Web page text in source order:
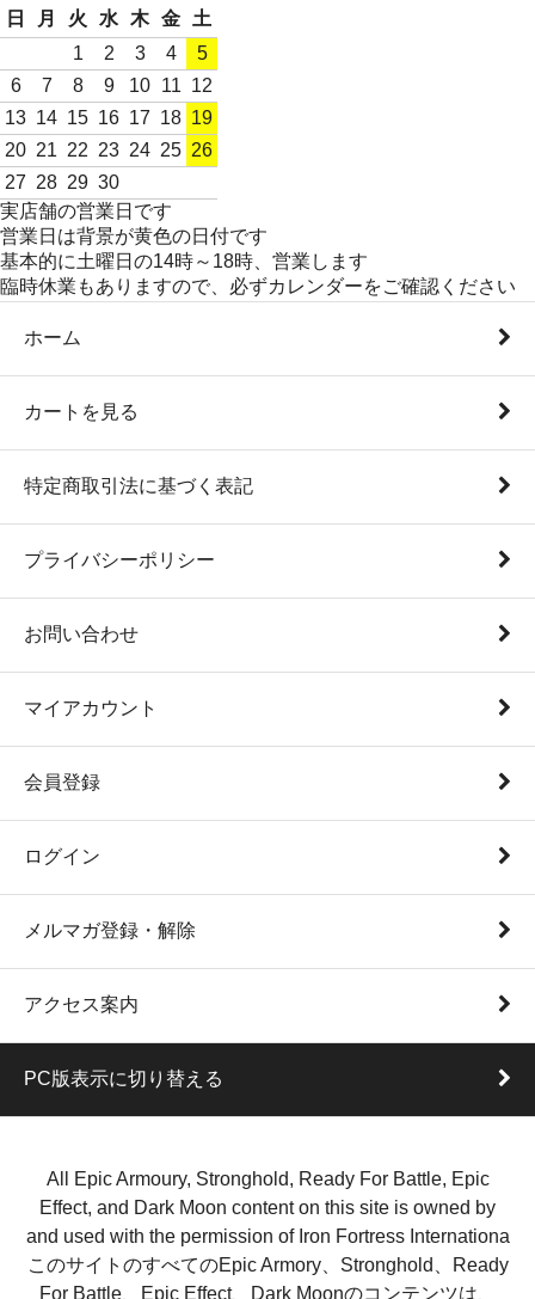
日
月 火 水 木 金
土
1
2 3 4
5
6
7 8 9 10 11 12
13 14 15 16 17 18 19
20 21 22 23 24 25 26
27 28 29 30
実店舗の営業日です
営業日は背景が黄色の日付です
基本的に土曜日の14時～18時、営業します
臨時休業もありますので、必ずカレンダーをご確認ください
ホーム
カートを見る
特定商取引法に基づく表記
プライバシーポリシー
お問い合わせ
マイアカウント
会員登録
ログイン
メルマガ登録・解除
アクセス案内
PC版表示に切り替える
All Epic Armoury, Stronghold, Ready For Battle, Epic
Effect, and Dark Moon content on this site is owned by
and used with the permission of Iron Fortress Internationa
このサイトのすべてのEpic Armory、Stronghold、Ready
For Battle、Epic Effect、Dark Moonのコンテンツは、